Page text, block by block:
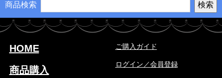
商品検索
HOME
商品購入
ご購入ガイド
ログイン／会員登録